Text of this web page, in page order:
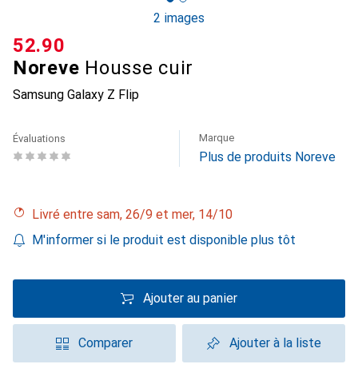
2 images
Noreve Housse cuir
Samsung Galaxy Z Flip
CHF
52.90
Évaluations Marque
Plus de produits Noreve
Livré entre sam, 26/9 et mer, 14/10
M'informer si le produit est disponible plus tôt
Ajouter au panier
Comparer Ajouter à la liste